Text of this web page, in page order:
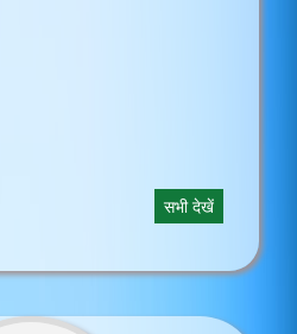
सभी देखें